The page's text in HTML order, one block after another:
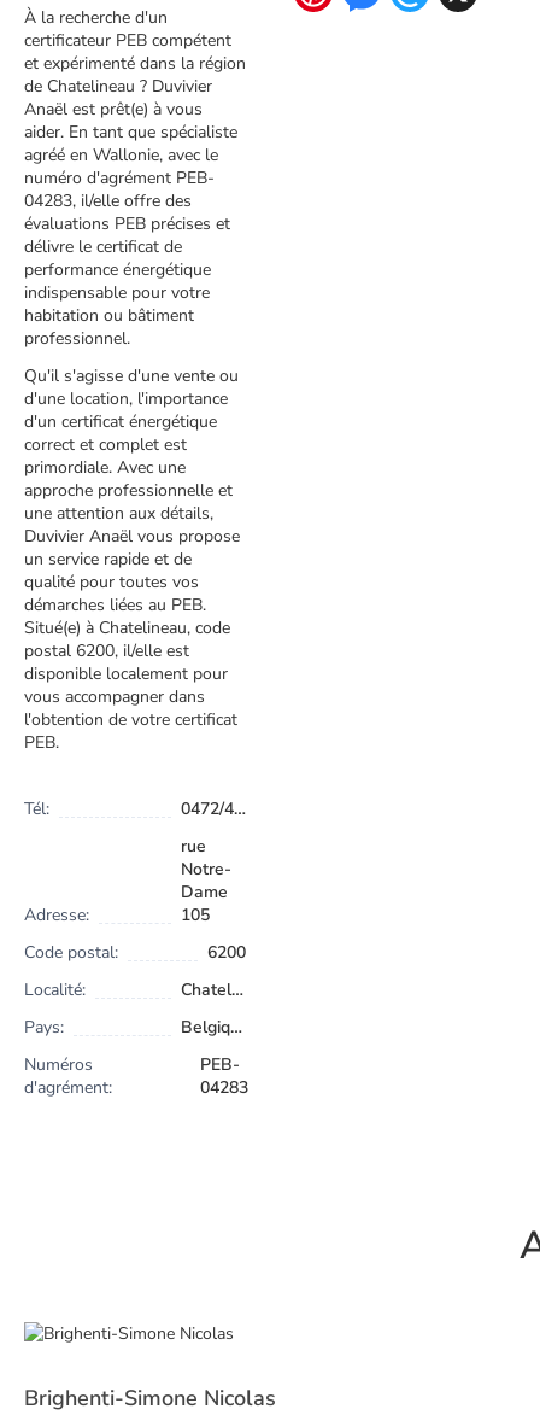
À la recherche d'un
certificateur PEB compétent
et expérimenté dans la région
de Chatelineau ? Duvivier
Anaël est prêt(e) à vous
aider. En tant que spécialiste
agréé en Wallonie, avec le
numéro d'agrément PEB-
04283, il/elle offre des
évaluations PEB précises et
délivre le certificat de
performance énergétique
indispensable pour votre
habitation ou bâtiment
professionnel.
Qu'il s'agisse d'une vente ou
d'une location, l'importance
d'un certificat énergétique
correct et complet est
primordiale. Avec une
approche professionnelle et
une attention aux détails,
Duvivier Anaël vous propose
un service rapide et de
qualité pour toutes vos
démarches liées au PEB.
Situé(e) à Chatelineau, code
postal 6200, il/elle est
disponible localement pour
vous accompagner dans
l'obtention de votre certificat
PEB.
Tél: 0472/42.16.13
Adresse:
rue
Notre-
Dame
105
Code postal:
6200
Localité:
Chatelineau
Pays:
Belgique
Numéros
d'agrément:
PEB-
04283
Brighenti-Simone Nicolas